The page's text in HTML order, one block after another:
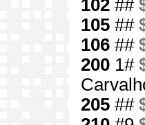
102 ##
105 ##
106 ##
200 1#
205 ##